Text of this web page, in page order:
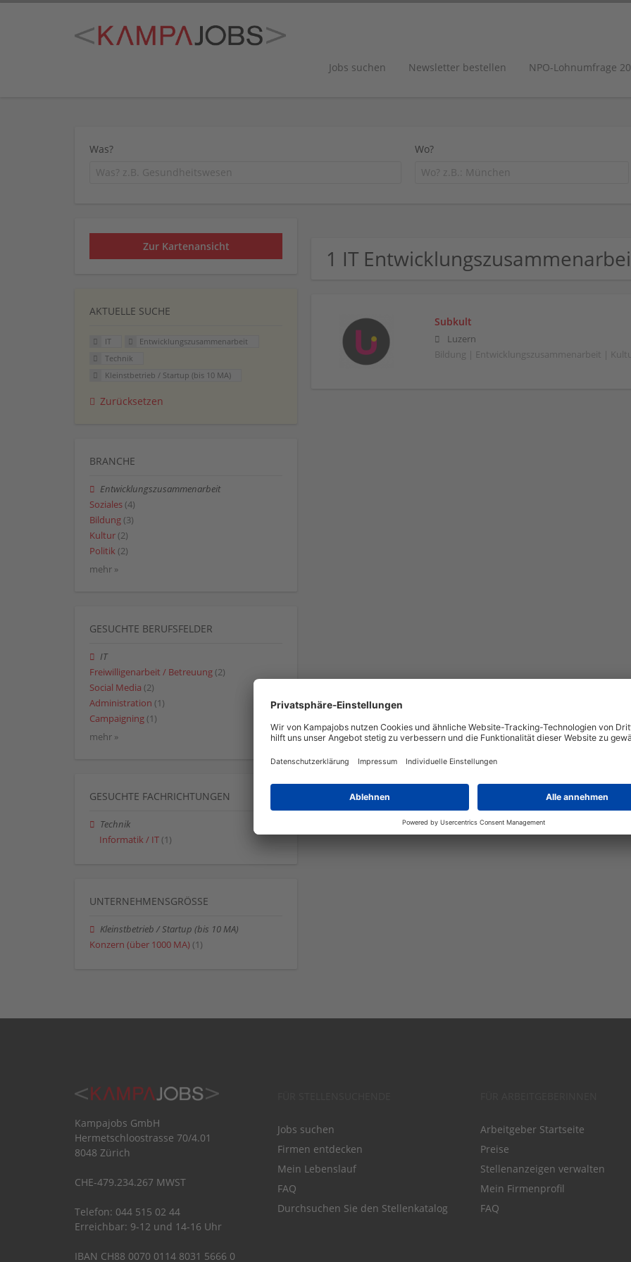
Jobs suchen Newsletter bestellen NPO-Lohnumfrage
Was? Wo?
1 IT
Subkult
Luzern
Bildung | Entwicklungszusammenarbeit |
Zur Kartenansicht
AKTUELLE SUCHE
IT
Entwicklungszusammenarbeit
Technik
Kleinstbetrieb / Startup (bis 10 MA)
Zurücksetzen
BRANCHE
Entwicklungszusammenarbeit
Soziales (4)
Bildung (3)
Kultur (2)
Politik (2)
mehr »
GESUCHTE BERUFSFELDER
IT
Freiwilligenarbeit / Betreuung (2)
Social Media (2)
Administration (1)
Campaigning (1)
mehr »
GESUCHTE FACHRICHTUNGEN
Technik
Informatik / IT (1)
UNTERNEHMENSGRÖSSE
Kleinstbetrieb / Startup (bis 10 MA)
Konzern (über 1000 MA) (1)
Kampajobs GmbH
Hermetschloostrasse 70/4.01
8048 Zürich
CHE-479.234.267 MWST
Telefon: 044 515 02 44
Erreichbar: 9-12 und 14-16 Uhr
IBAN CH88 0070 0114 8031 5666 0
Jobs suchen
Firmen entdecken
Mein Lebenslauf
FAQ
Durchsuchen Sie den Stellenkatalog
Arbeitgeber Startseite
Preise
Stellenanzeigen verwalten
Mein Firmenprofil
FAQ